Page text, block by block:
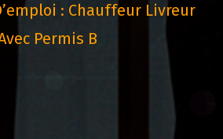
: Chauffeur Livreur
Permis B